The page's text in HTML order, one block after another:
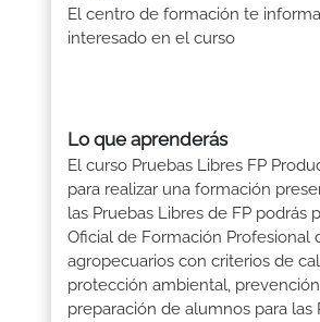
El centro de formación te
interesado en el curso
Lo que aprenderás
El curso Pruebas Libres FP
para realizar una formación
las Pruebas Libres de FP
Oficial de Formación Profesional
agropecuarios con criterios de
protección ambiental,
preparación de alumnos para